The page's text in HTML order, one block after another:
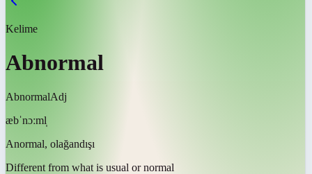
Kelime
Abnormal
AbnormalAdj
æbˈnɔːml̩
Anormal, olağandışı
Different from what is usual or normal